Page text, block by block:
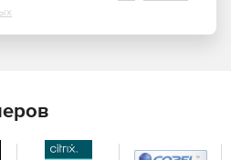
hi-end с поддержкой 64-
требования: